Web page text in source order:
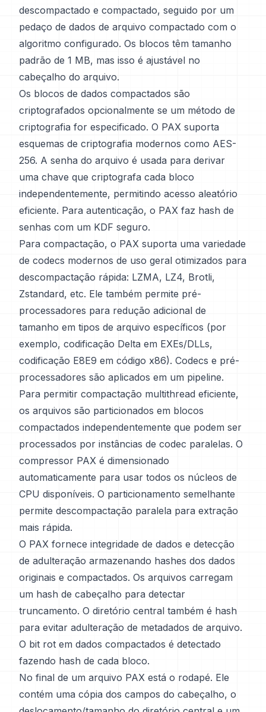
descompactado e compactado, seguido por um
pedaço de dados de arquivo compactado com o
algoritmo configurado. Os blocos têm tamanho
padrão de 1 MB, mas isso é ajustável no
cabeçalho do arquivo.
Os blocos de dados compactados são
criptografados opcionalmente se um método de
criptografia for especificado. O PAX suporta
esquemas de criptografia modernos como AES-
256. A senha do arquivo é usada para derivar
uma chave que criptografa cada bloco
independentemente, permitindo acesso aleatório
eficiente. Para autenticação, o PAX faz hash de
senhas com um KDF seguro.
Para compactação, o PAX suporta uma variedade
de codecs modernos de uso geral otimizados para
descompactação rápida: LZMA, LZ4, Brotli,
Zstandard, etc. Ele também permite pré-
processadores para redução adicional de
tamanho em tipos de arquivo específicos (por
exemplo, codificação Delta em EXEs/DLLs,
codificação E8E9 em código x86). Codecs e pré-
processadores são aplicados em um pipeline.
Para permitir compactação multithread eficiente,
os arquivos são particionados em blocos
compactados independentemente que podem ser
processados por instâncias de codec paralelas. O
compressor PAX é dimensionado
automaticamente para usar todos os núcleos de
CPU disponíveis. O particionamento semelhante
permite descompactação paralela para extração
mais rápida.
O PAX fornece integridade de dados e detecção
de adulteração armazenando hashes dos dados
originais e compactados. Os arquivos carregam
um hash de cabeçalho para detectar
truncamento. O diretório central também é hash
para evitar adulteração de metadados de arquivo.
O bit rot em dados compactados é detectado
fazendo hash de cada bloco.
No final de um arquivo PAX está o rodapé. Ele
contém uma cópia dos campos do cabeçalho, o